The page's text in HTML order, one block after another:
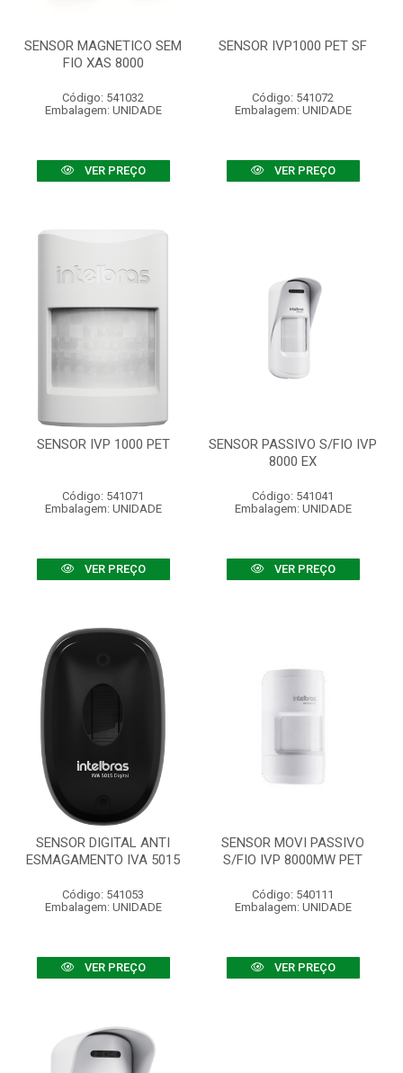
SENSOR MAGNETICO SEM
FIO XAS 8000
Código: 541032
Embalagem: UNIDADE
VER PREÇO
SENSOR IVP1000 PET SF
Código: 541072
Embalagem: UNIDADE
VER PREÇO
SENSOR IVP 1000 PET
Código: 541071
Embalagem: UNIDADE
VER PREÇO
SENSOR PASSIVO S/FIO IVP
8000 EX
Código: 541041
Embalagem: UNIDADE
VER PREÇO
SENSOR DIGITAL ANTI
ESMAGAMENTO IVA 5015
Código: 541053
Embalagem: UNIDADE
VER PREÇO
SENSOR MOVI PASSIVO
S/FIO IVP 8000MW PET
Código: 540111
Embalagem: UNIDADE
VER PREÇO